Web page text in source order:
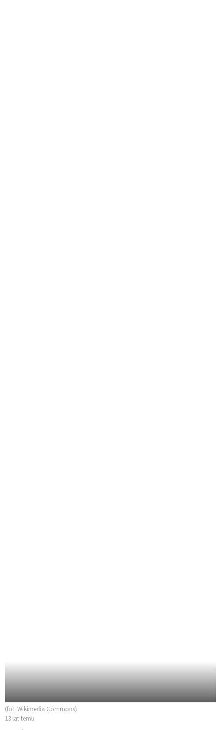
(fot. Wikimedia Commons)
13 lat temu